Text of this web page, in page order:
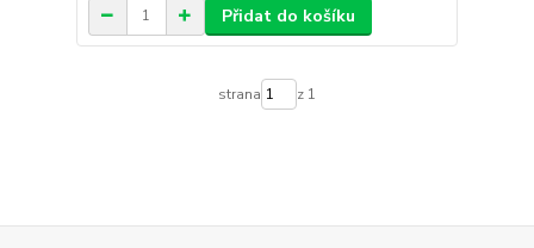
Přidat do košíku
strana z 1